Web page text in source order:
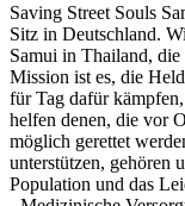
Saving Street Souls
Sitz in Deutschland.
Samui in Thailand,
Mission ist es, die
für Tag dafür
helfen denen, die vor
möglich gerettet
unterstützen, gehören
Population und das